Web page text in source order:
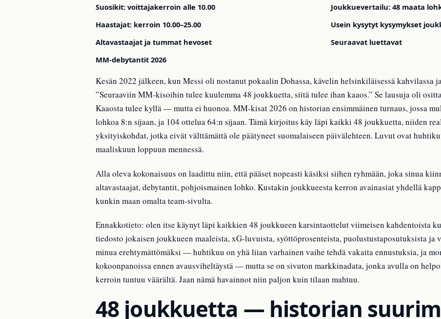
Suosikit: voittajakerroin alle 10.00
Haastajat: kerroin 10.00–25.00
Altavastaajat ja tummat hevoset
MM-debytantit 2026
Joukkuevertailu: 48 maata
Usein kysytyt kysymykset
Seuraavat luettavat
Kesän 2022 jälkeen, kun Messi oli nostanut pokaalin Dohassa, kävelin helsinkiläisessä kahvilassa
”Seuraaviin MM-kisoihin tulee kuulemma 48 joukkuetta, siitä tulee ihan kaaos.” Se lausuja oli
Kaaosta tulee kyllä — mutta ei huonoa. MM-kisat 2026 on historian ensimmäinen turnaus, jossa
lohkoa 8:n sijaan, ja 104 ottelua 64:n sijaan. Tämä kirjoitus käy läpi kaikki 48 joukkuetta, niiden
yksityiskohdat, jotka eivät välttämättä ole päätyneet suomalaiseen päivälehteen. Luvut ovat
maaliskuun loppuun mennessä.
Alla oleva kokonaisuus on laadittu niin, että pääset nopeasti käsiksi siihen ryhmään, joka sinua
altavastaajat, debytantit, pohjoismainen lohko. Kustakin joukkueesta kerron avainasiat yhdellä
kunkin maan omalta team-sivulta.
Ennakkotieto: olen itse käynyt läpi kaikkien 48 joukkueen karsintaottelut viimeisen kahdentoista
tiedosto jokaisen joukkueen maaleista, xG-luvuista, syöttöprosenteista, puolustustaposutuksista ja
minua erehtymättömäksi — huhtikuu on yhä liian varhainen vaihe tehdä vakaita ennustuksia, ja
kokoonpanoissa ennen avausviheltäystä — mutta se on sivuton markkinadata, jonka avulla on
kerroin tuntuu väärältä. Jaan nämä havainnot niin paljon kuin tilaan mahtuu.
48 joukkuetta — historian